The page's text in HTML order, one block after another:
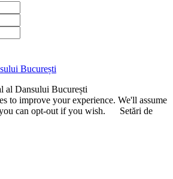
București
al Dansului București
to improve your experience. We'll assume
can opt-out if you wish.
Setări de